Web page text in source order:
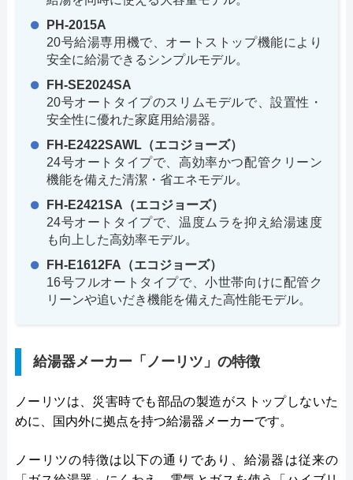
PH-2015A
20号給湯専用機で、オートストップ機能により
安全に給湯できるシンプルモデル。
FH-SE2024SA
20号オートタイプのスリムモデルで、設置性・
安全性に優れた家庭用給湯器。
FH-E2422SAWL（エコジョーズ）
24号オートタイプで、高効率かつ配管クリーン
機能を備えた清潔・省エネモデル。
FH-E2421SA（エコジョーズ）
24号オートタイプで、温度ムラを抑え給湯速度
も向上した高効率モデル。
FH-E1612FA（エコジョーズ）
16号フルオートタイプで、小世帯向けに配管ク
リーンや追いだき機能を備えた高性能モデル。
給湯器メーカー「ノーリツ」の特徴
ノーリツは、災害時でも部品の製造がストップしないた
めに、国内外に拠点を持つ給湯器メーカーです。
ノーリツの特徴は以下の通りであり、給湯器は従来の